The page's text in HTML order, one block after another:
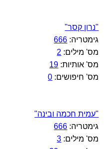
"נרון קסר"
גימטריה: 666
מס' מילים: 2
מס' אותיות: 19
מס' חיפושים: 0
"עמית חכמה ובינה"
גימטריה: 666
מס' מילים: 3